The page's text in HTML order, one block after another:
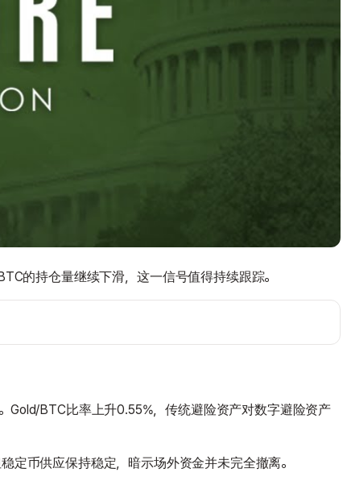
的持仓量继续下滑，这一信号值得持续跟踪。
BTC比率上升0.55%，传统避险资产对数字避险资产
币供应保持稳定，暗示场外资金并未完全撤离。